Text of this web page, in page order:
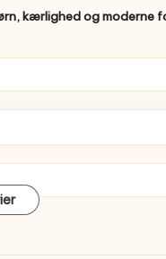
kærlighed og moderne